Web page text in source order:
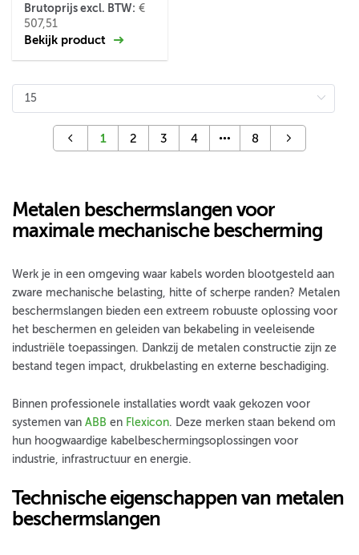
Brutoprijs excl. BTW: €
507,51
Bekijk product
1 2 3 4 8
Metalen beschermslangen voor
maximale mechanische bescherming
Werk je in een omgeving waar kabels worden blootgesteld aan
zware mechanische belasting, hitte of scherpe randen? Metalen
beschermslangen bieden een extreem robuuste oplossing voor
het beschermen en geleiden van bekabeling in veeleisende
industriële toepassingen. Dankzij de metalen constructie zijn ze
bestand tegen impact, drukbelasting en externe beschadiging.
Binnen professionele installaties wordt vaak gekozen voor
systemen van ABB en Flexicon. Deze merken staan bekend om
hun hoogwaardige kabelbeschermingsoplossingen voor
industrie, infrastructuur en energie.
Technische eigenschappen van metalen
beschermslangen